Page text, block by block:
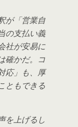
が「営業自
の支払い義
社が安易に
確かだ。コ
応」も、厚
ともできる
を上げるし